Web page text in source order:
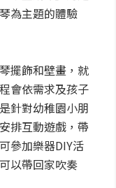
為主題的體驗
擺飾和壁畫，就
會依需求及孩子
針對幼稚園小朋
排互動遊戲，帶
參加樂器DIY活
以帶回家吹奏